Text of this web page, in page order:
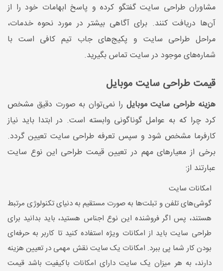
مشاوران طراحی سایت گفتگو کرده و پاسخ ابهامات خود را از
آن‌ها دریافت کنند. برای آگاهی بیشتر در مورد نحوه خدمات،
مراحل طراحی سایت و پکیج‌های جاب تیم کافی است با
شماره‌های موجود در سایت تماس بگیرید.
قیمت طراحی سایت موبایل
هزینه طراحی سایت موبایل را نمی‌توان به صورت دقیق مشخص
کرد چرا که به عوامل گوناگونی وابسته است. در ابتدا باید نیاز
کارفرما مشخص شود و سپس تعرفه طراحی سایت تعیین گردد.
برخی از معیارهای مهم در تعیین قیمت طراحی این نوع سایت
عبارتند از:
امکانات سایت
گوشی‌های تلفن و تبلت‌ها به صورت مستقیم به دنیای تکنولوژی مرتبط
هستند، پس اگر فروشنده این نوع اجناس هستید، باید بدانید برای
طراحی سایت باید از امکانات ویژه استفاده کنید تا کاربر به حرفه‌ای
بودن کار شما پی ببرد. امکانات یک سایت نقش مهمی در تعیین هزینه
دارند، به هر میزان یک سایت دارای امکانات باکیفیت باشد قیمت